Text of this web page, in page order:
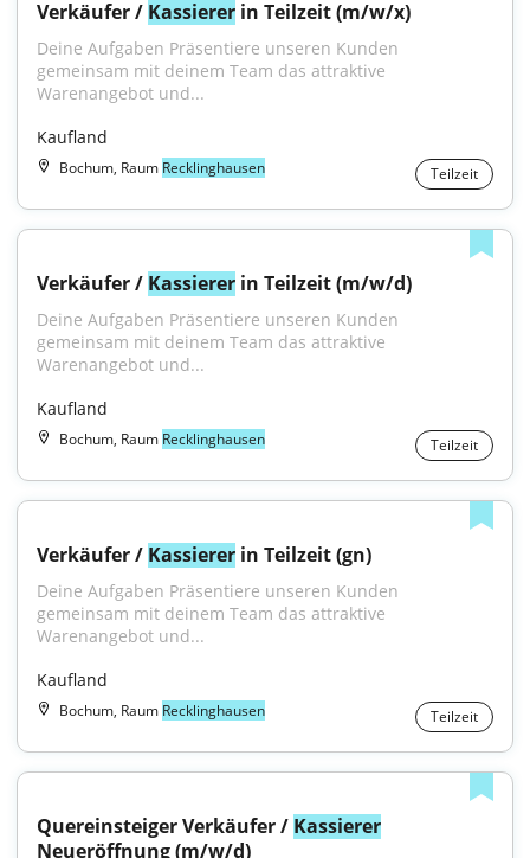
Verkäufer / Kassierer in Teilzeit (m/w/x)
Deine Aufgaben Präsentiere unseren Kunden
gemeinsam mit deinem Team das attraktive
Warenangebot und...
Kaufland
Bochum, Raum Recklinghausen Teilzeit
Verkäufer / Kassierer in Teilzeit (m/w/d)
Deine Aufgaben Präsentiere unseren Kunden
gemeinsam mit deinem Team das attraktive
Warenangebot und...
Kaufland
Bochum, Raum Recklinghausen Teilzeit
Verkäufer / Kassierer in Teilzeit (gn)
Deine Aufgaben Präsentiere unseren Kunden
gemeinsam mit deinem Team das attraktive
Warenangebot und...
Kaufland
Bochum, Raum Recklinghausen Teilzeit
Quereinsteiger Verkäufer / Kassierer
Neueröffnung (m/w/d)